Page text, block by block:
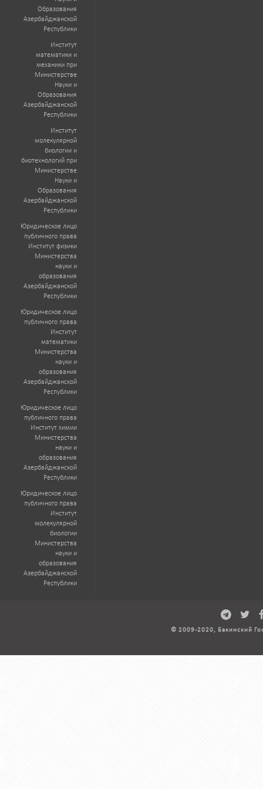
Образования
Азербайджанской
Республики
Институт
математики и
механики при
Министерстве
Науки и
Образования
Азербайджанской
Республики
Институт
молекулярной
биологии и
биотехнологий при
Министерстве
Науки и
Образования
Азербайджанской
Республики
Юридическое лицо
публичного права
Институт физики
Министерства
науки и
образования
Азербайджанской
Республики
Юридическое лицо
публичного права
Институт
математики
Министерства
науки и
образования
Азербайджанской
Республики
Юридическое лицо
публичного права
Институт химии
Министерства
науки и
образования
Азербайджанской
Республики
Юридическое лицо
публичного права
Институт
молекулярной
биологии
Министерства
науки и
образования
Азербайджанской
Республики
© 2009-2020, Бакинский